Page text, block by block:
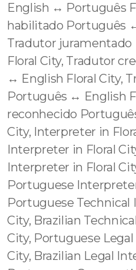
English ↔️ Português
habilitado Português
Tradutor
Floral City, Tradutor
↔️ English Floral City,
Português ↔️ English
reconhecido
City, Interpreter in
Interpreter in Floral
Interpreter in Floral
Portuguese
Portuguese Technical
City, Brazilian
City, Portuguese
City, Brazilian Legal